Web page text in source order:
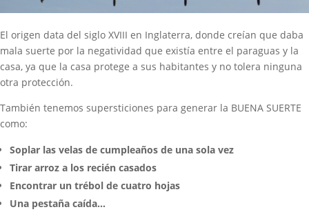
El origen data del siglo XVIII en Inglaterra, donde creían que daba
mala suerte por la negatividad que existía entre el paraguas y la
casa, ya que la casa protege a sus habitantes y no tolera ninguna
otra protección.
También tenemos supersticiones para generar la BUENA SUERTE
como:
Soplar las velas de cumpleaños de una sola vez
Tirar arroz a los recién casados
Encontrar un trébol de cuatro hojas
Una pestaña caída…